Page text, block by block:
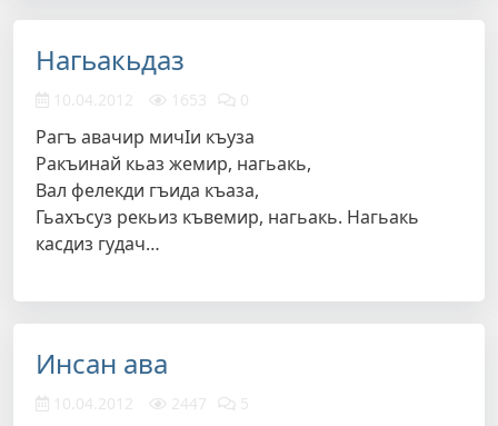
Нагьакьдаз
10.04.2012 1653 0
Рагъ авачир мичIи къуза
Ракъинай кьаз жемир, нагьакь,
Вал фелекди гъида къаза,
Гьахъсуз рекьиз къвемир, нагьакь. Нагьакь
касдиз гудач…
Инсан ава
10.04.2012 2447 5